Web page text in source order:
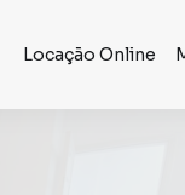
Locação Online